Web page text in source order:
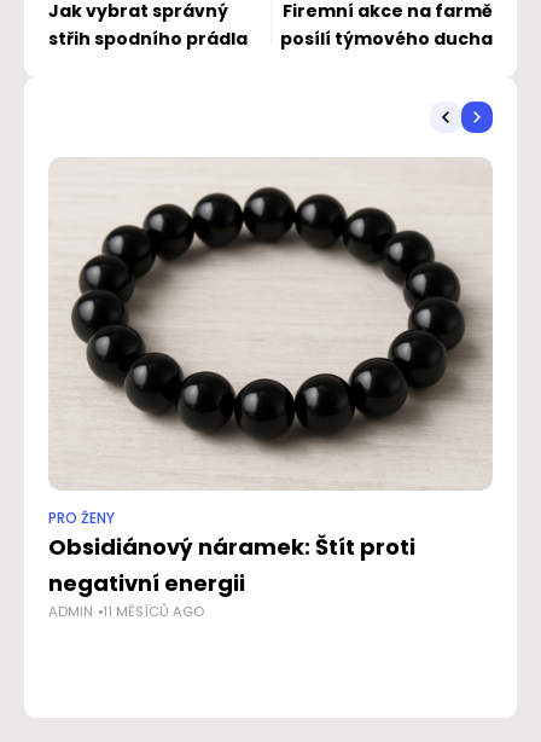
Jak vybrat správný
střih spodního prádla
Firemní akce na farmě
posílí týmového ducha
PRO ŽENY
Obsidiánový náramek: Štít proti
negativní energii
ADMIN 11 MĚSÍCŮ AGO